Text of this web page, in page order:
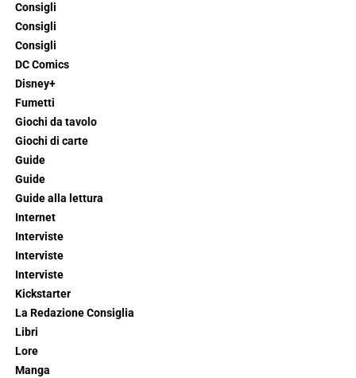
Consigli
Consigli
Consigli
DC Comics
Disney+
Fumetti
Giochi da tavolo
Giochi di carte
Guide
Guide
Guide alla lettura
Internet
Interviste
Interviste
Interviste
Kickstarter
La Redazione Consiglia
Libri
Lore
Manga